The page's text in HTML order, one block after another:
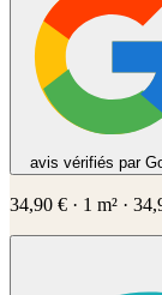
avis vérifiés par
34,90 € · 1 m² ·